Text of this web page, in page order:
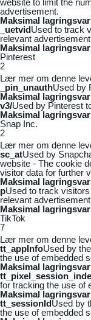
advertisement.
Maksimal
_uetvidUsed to track
relevant
Maksimal
Pinterest
2
Lær mer om denne
_pin_unauthUsed by
Maksimal
v3/Used by Pinterest
Maksimal
Snap Inc.
2
Lær mer om denne
sc_atUsed by
website - The cookie
visitor data for further
Maksimal
pUsed to track
relevant
Maksimal
TikTok
7
Lær mer om denne
tt_appInfoUsed by
the use of embedded
Maksimal
for tracking the use of
Maksimal
tt_sessionIdUsed by
the use of embedded